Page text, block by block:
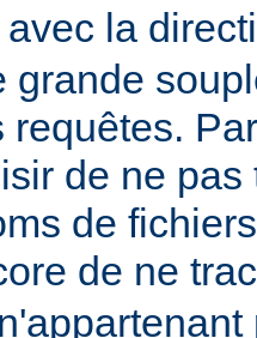
avec la
grande
requêtes.
de ne
de
de ne